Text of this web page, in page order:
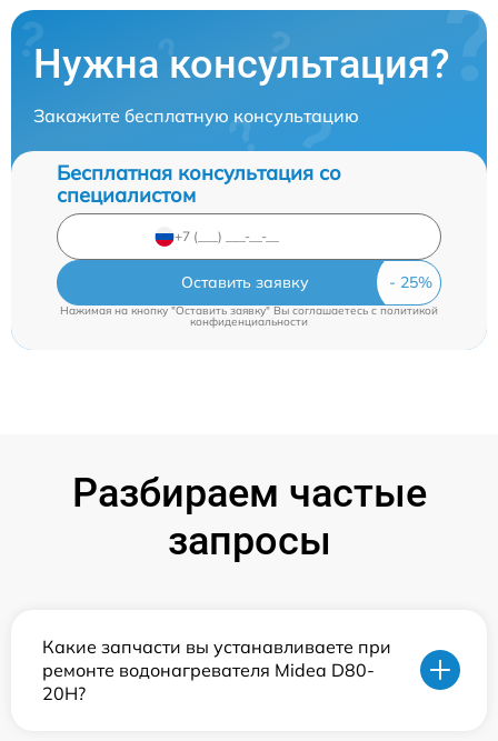
Нужна консультация?
Закажите бесплатную консультацию
Бесплатная консультация со
специалистом
Оставить заявку
Нажимая на кнопку "Оставить заявку" Вы соглашаетесь cполитикой
конфиденциальности
Разбираем частые
запросы
Какие запчасти вы устанавливаете при
ремонте водонагревателя Midea D80-
20Н?